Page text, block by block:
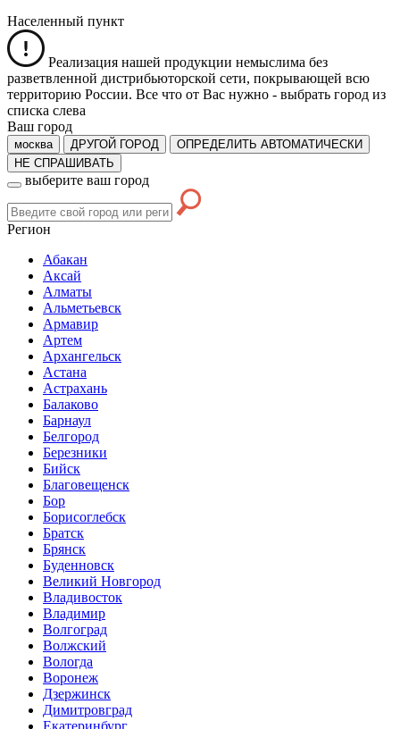
Населенный пункт
Реализация нашей продукции немыслима без
разветвленной дистрибьюторской сети, покрывающей всю
территорию России. Все что от Вас нужно - выбрать город из
списка слева
Ваш город
москва ДРУГОЙ ГОРОД
ОПРЕДЕЛИТЬ АВТОМАТИЧЕСКИ
НЕ СПРАШИВАТЬ
выберите ваш город
Регион
Абакан
Аксай
Алматы
Альметьевск
Армавир
Артем
Архангельск
Астана
Астрахань
Балаково
Барнаул
Белгород
Березники
Бийск
Благовещенск
Бор
Борисоглебск
Братск
Брянск
Буденновск
Великий Новгород
Владивосток
Владимир
Волгоград
Волжский
Вологда
Воронеж
Дзержинск
Димитровград